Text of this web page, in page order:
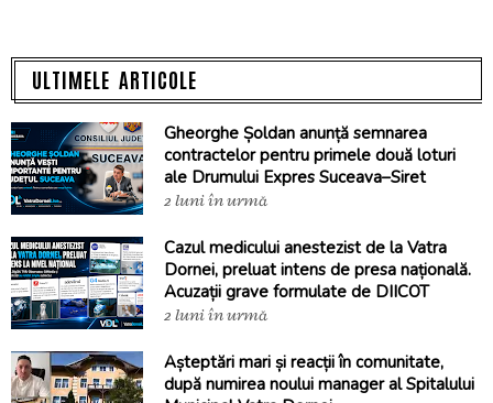
ULTIMELE ARTICOLE
Gheorghe Șoldan anunță semnarea
contractelor pentru primele două loturi
ale Drumului Expres Suceava–Siret
2 luni în urmă
Cazul medicului anestezist de la Vatra
Dornei, preluat intens de presa națională.
Acuzații grave formulate de DIICOT
2 luni în urmă
Așteptări mari și reacții în comunitate,
după numirea noului manager al Spitalului